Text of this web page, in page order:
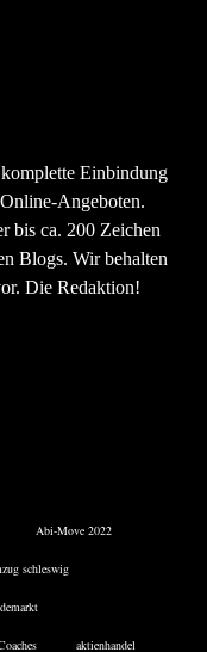
Einbindung
Angeboten.
bis ca. 200 Zeichen
Blogs. Wir behalten
Die Redaktion!
Abi-Move 2022
schleswig
aktienhandel